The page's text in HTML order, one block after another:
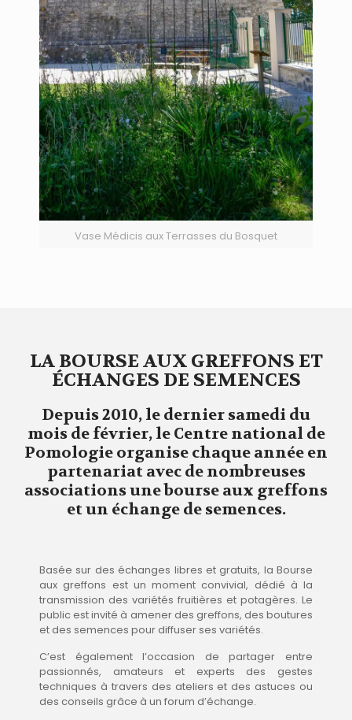
Vase Médicis aux Terrasses du Bosquet
LA BOURSE AUX GREFFONS ET
ÉCHANGES DE SEMENCES
Depuis 2010, le dernier samedi du
mois de février, le Centre national de
Pomologie organise chaque année en
partenariat avec de nombreuses
associations une bourse aux greffons
et un échange de semences.
Basée sur des échanges libres et gratuits, la Bourse
aux greffons est un moment convivial, dédié à la
transmission des variétés fruitières et potagères. Le
public est invité à amener des greffons, des boutures
et des semences pour diffuser ses variétés.
C’est également l’occasion de partager entre
passionnés, amateurs et experts des gestes
techniques à travers des ateliers et des astuces ou
des conseils grâce à un forum d’échange.